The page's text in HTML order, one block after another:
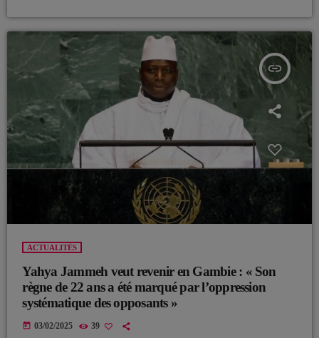
insert_link
ACTUALITÉS
Yahya Jammeh veut revenir en Gambie : « Son
règne de 22 ans a été marqué par l’oppression
systématique des opposants »
today 03/02/2025 39